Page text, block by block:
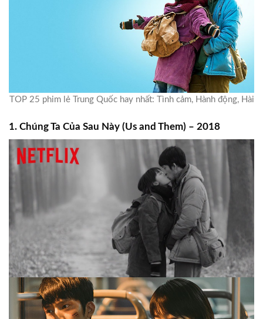
TOP 25 phim lẻ Trung Quốc hay nhất: Tình cảm, Hành động, Hài
1. Chúng Ta Của Sau Này (Us and Them) – 2018